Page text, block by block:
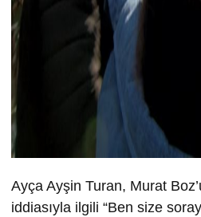
Ayça Ayşin Turan, Murat
iddiasıyla ilgili “Ben size